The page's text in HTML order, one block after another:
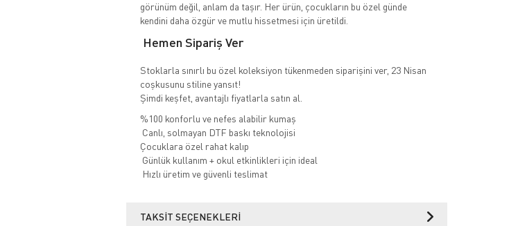
görünüm değil, anlam da taşır. Her ürün, çocukların bu özel günde
kendini daha özgür ve mutlu hissetmesi için üretildi.
Hemen Sipariş Ver
Stoklarla sınırlı bu özel koleksiyon tükenmeden siparişini ver, 23 Nisan
coşkusunu stiline yansıt!
Şimdi keşfet, avantajlı fiyatlarla satın al.
%100 konforlu ve nefes alabilir kumaş
Canlı, solmayan DTF baskı teknolojisi
Çocuklara özel rahat kalıp
Günlük kullanım + okul etkinlikleri için ideal
Hızlı üretim ve güvenli teslimat
TAKSIT SEÇENEKLERI